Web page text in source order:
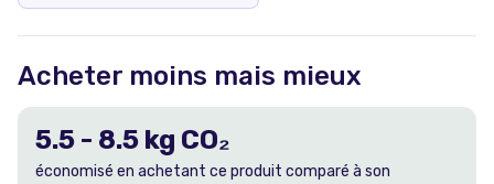
Acheter moins mais mieux
5.5 - 8.5 kg CO₂
économisé en achetant ce produit comparé à son